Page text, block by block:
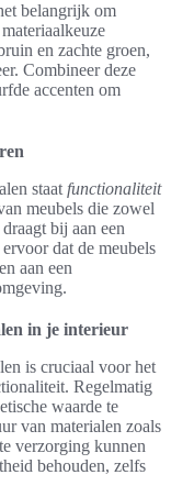
belangrijk om
en zachte groen,
Combineer deze
accenten om
staat functionaliteit
meubels die zowel
bij aan een
dat de meubels
aan een
in je interieur
is cruciaal voor het
Regelmatig
waarde te
van materialen zoals
verzorging kunnen
behouden, zelfs